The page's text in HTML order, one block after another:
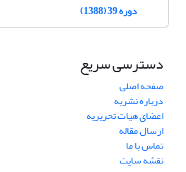
دوره 39 (1388)
دسترسی سریع
صفحه اصلی
درباره نشریه
اعضای هیات تحریریه
ارسال مقاله
تماس با ما
نقشه سایت